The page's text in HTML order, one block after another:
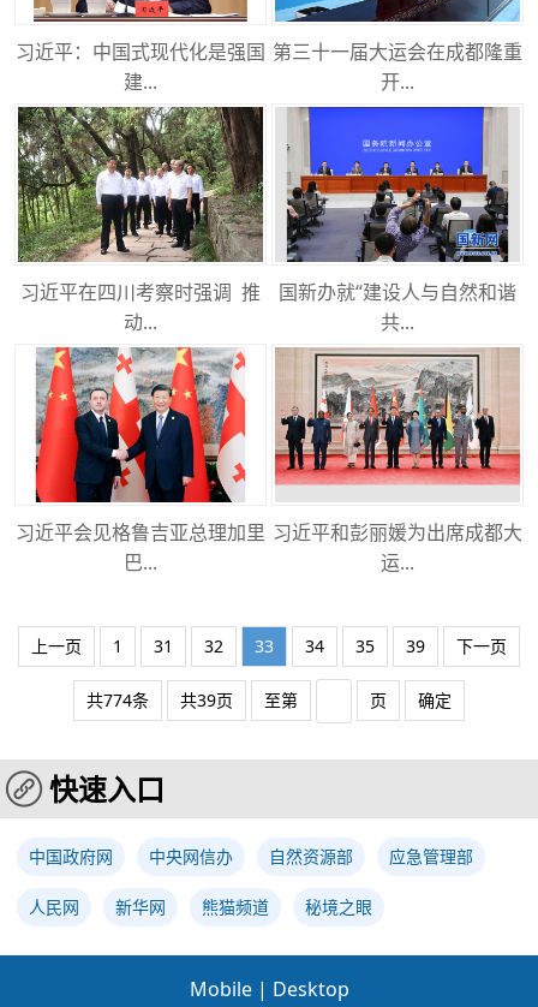
习近平：中国式现代化是强国
建...
第三十一届大运会在成都隆重
开...
习近平在四川考察时强调 推
动...
国新办就“建设人与自然和谐
共...
习近平会见格鲁吉亚总理加里
巴...
习近平和彭丽媛为出席成都大
运...
上一页 1 31 32 33 34 35 39 下一页
共774条 共39页 至第 页 确定
快速入口
中国政府网 中央网信办 自然资源部 应急管理部
人民网 新华网 熊猫频道 秘境之眼
Mobile | Desktop